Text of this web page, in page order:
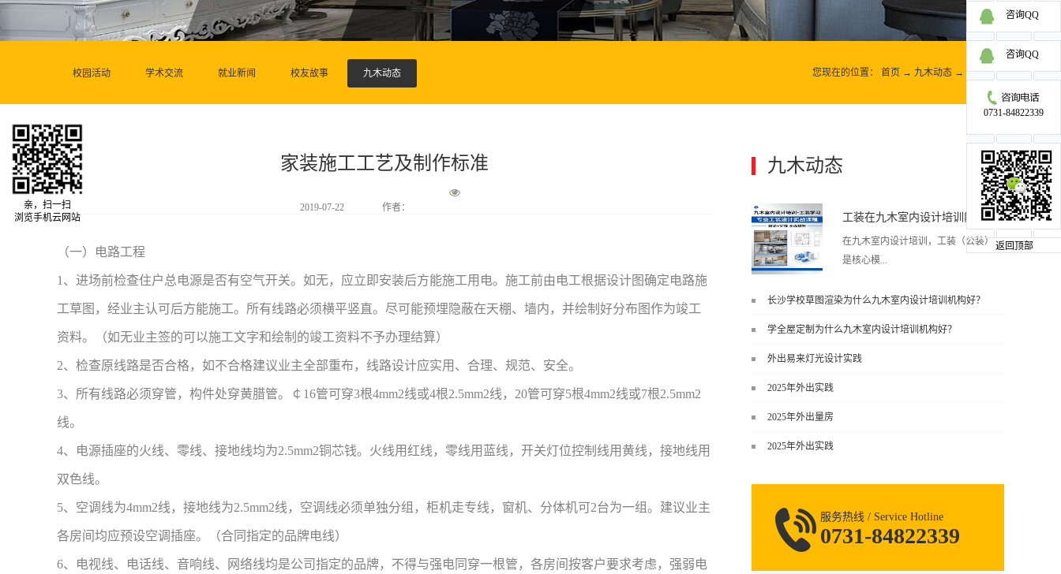
校园活动 学术交流 就业新闻 校友故事 九木动态 您现在的位置： 首页 → 九木动态 → 九木动态
九木动态 更多>>
工装在九木室内设计培训能学到东西吗?
在九木室内设计培训，工装（公装）
是核心模...
直接用于工作的东西，不是泛泛而
谈，而是从规范、软件、材料、施工
烟、照明、材料耐脏耐磨• 办公空间：
水...
长沙学校草图渲染为什么九木室内设计培训机构好？
学全屋定制为什么九木室内设计培训机构好？
外出易来灯光设计实践
2025年外出实践
2025年外出量房
2025年外出实践
服务热线 / Service Hotline
0731-84822339
家装施工工艺及制作标准
2019-07-22 作者：
（一）电路工程
1、进场前检查住户总电源是否有空气开关。如无，应立即安装后方能施工用电。施工前由电工根据设计图确定电路施
工草图，经业主认可后方能施工。所有线路必须横平竖直。尽可能预埋隐蔽在天棚、墙内，并绘制好分布图作为竣工
资料。（如无业主签的可以施工文字和绘制的竣工资料不予办理结算）
2、检查原线路是否合格，如不合格建议业主全部重布，线路设计应实用、合理、规范、安全。
3、所有线路必须穿管，构件处穿黄腊管。￠16管可穿3根4mm2线或4根2.5mm2线，20管可穿5根4mm2线或7根2.5mm2
线。
4、电源插座的火线、零线、接地线均为2.5mm2铜芯钱。火线用红线，零线用蓝线，开关灯位控制线用黄线，接地线用
双色线。
5、空调线为4mm2线，接地线为2.5mm2线，空调线必须单独分组，柜机走专线，窗机、分体机可2台为一组。建议业主
各房间均应预设空调插座。（合同指定的品牌电线）
6、电视线、电话线、音响线、网络线均是公司指定的品牌，不得与强电同穿一根管，各房间按客户要求考虑，强弱电
咨询QQ
咨询QQ
0731-84822339
返回顶部
亲，扫一扫
浏览手机云网站